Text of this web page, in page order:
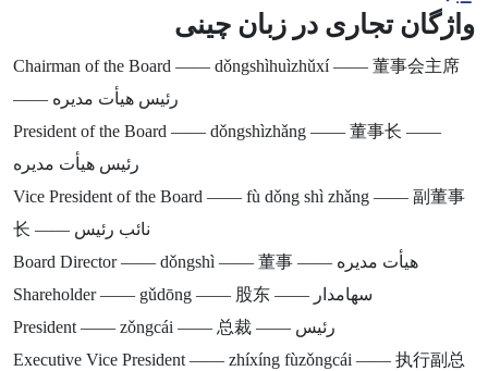
واژگان تجاری در زبان چینی
Chairman of the Board —— dǒngshìhuìzhǔxí —— 董事会主席
—— رئیس هیأت مدیره
President of the Board —— dǒngshìzhǎng —— 董事长 ——
رئیس هیأت مدیره
Vice President of the Board —— fù dǒng shì zhǎng —— 副董事
长 —— نائب رئیس
Board Director —— dǒngshì —— 董事 —— هیأت مدیره
Shareholder —— gǔdōng —— 股东 —— سهامدار
President —— zǒngcái —— 总裁 —— رئیس
Executive Vice President —— zhíxíng fùzǒngcái —— 执行副总